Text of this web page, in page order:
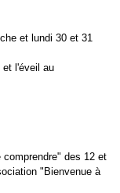
et lundi 30 et 31
et l'éveil au
des 12 et
"Bienvenue à